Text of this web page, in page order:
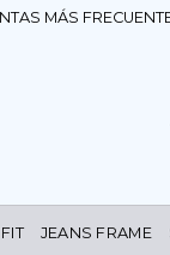
MÁS
JEANS FRAME